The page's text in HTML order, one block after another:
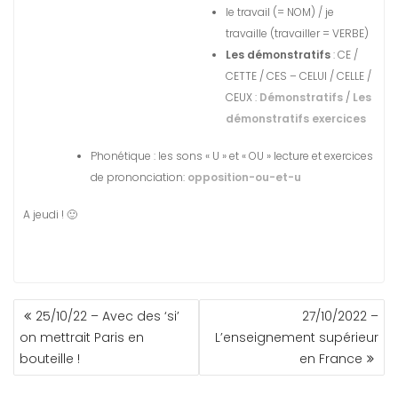
le travail (= NOM) / je
travaille (travailler = VERBE)
Les démonstratifs: CE /
CETTE / CES – CELUI / CELLE /
CEUX : Démonstratifs / Les
démonstratifs exercices
Phonétique : les sons « U » et « OU » lecture et exercices
de prononciation: opposition-ou-et-u
A jeudi ! 🙂
NAVIGATION
DE
L’ARTICLE
25/10/22 – Avec des ‘si’
on mettrait Paris en
bouteille !
27/10/2022 –
L’enseignement supérieur
en France